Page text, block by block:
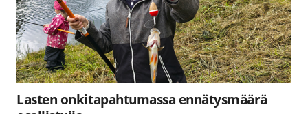
Lasten onkitapahtumassa ennätysmäärä